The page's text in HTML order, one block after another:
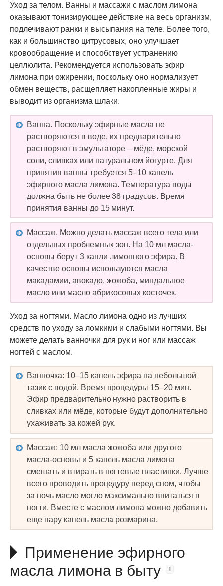
Уход за телом. Ванны и массажи с маслом лимона
оказывают тонизирующее действие на весь организм,
подлечивают ранки и высыпания на теле. Более того,
как и большинство цитрусовых, оно улучшает
кровообращение и способствует устранению
целлюлита. Рекомендуется использовать эфир
лимона при ожирении, поскольку оно нормализует
обмен веществ, расщепляет накопленные жиры и
выводит из организма шлаки.
Ванна. Поскольку эфирные масла не
растворяются в воде, их предварительно
растворяют в эмульгаторе – мёде, морской
соли, сливках или натуральном йогурте. Для
принятия ванны требуется 5–10 капель
эфирного масла лимона. Температура воды
должна быть не более 38 градусов. Время
принятия ванны до 15 минут.
Массаж. Можно делать массаж всего тела или
отдельных проблемных зон. На 10 мл масла-
основы берут 3 капли лимонного эфира. В
качестве основы используются масла
макадамии, авокадо, жожоба, миндальное
масло или масло абрикосовых косточек.
Уход за ногтями. Масло лимона одно из лучших
средств по уходу за ломкими и слабыми ногтями. Вы
можете делать ванночки для рук и ног или массаж
ногтей с маслом.
Ванночка: 10–15 капель эфира на небольшой
тазик с водой. Время процедуры 15–20 мин.
Эфир предварительно нужно растворить в
сливках или мёде, которые будут дополнительно
ухаживать за кожей рук.
Массаж: 10 мл масла жожоба или другого
масла-основы и 5 капель масла лимона
смешать и втирать в ногтевые пластинки. Лучше
всего проводить процедуру перед сном, чтобы
за ночь масло могло максимально впитаться в
ногти. Вместе с маслом лимона можно добавить
еще пару капель масла розмарина.
Применение эфирного
масла лимона в быту